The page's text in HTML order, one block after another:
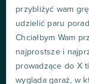
przybliżyć wam
udzielić paru
Chciałbym Wam
najprostsze i
prowadzące do X
wygląda garaż, w